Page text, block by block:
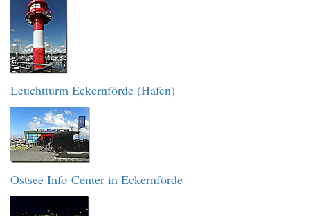
Leuchtturm Eckernförde (Hafen)
Ostsee Info-Center in Eckernförde